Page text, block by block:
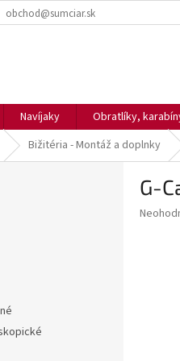
obchod@sumciar.sk
Navíjaky Obratlíky,
Bižitéria - Montáž a doplnky
G-